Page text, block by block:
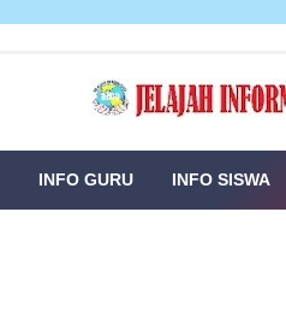
INFO GURU INFO SISWA